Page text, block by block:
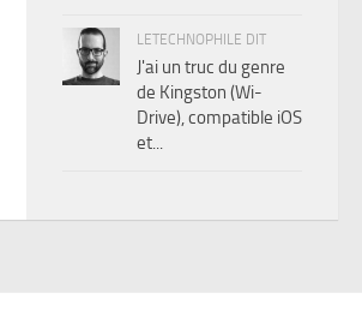
LETECHNOPHILE DIT
J'ai un truc du genre
de Kingston (Wi-
Drive), compatible iOS
et...